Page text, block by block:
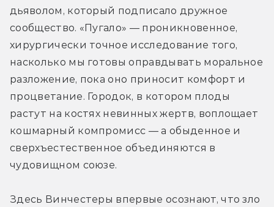
дьяволом, который подписало дружное
сообщество. «Пугало» — проникновенное,
хирургически точное исследование того,
насколько мы готовы оправдывать моральное
разложение, пока оно приносит комфорт и
процветание. Городок, в котором плоды
растут на костях невинных жертв, воплощает
кошмарный компромисс — а обыденное и
сверхъестественное объединяются в
чудовищном союзе.
Здесь Винчестеры впервые осознают, что зло